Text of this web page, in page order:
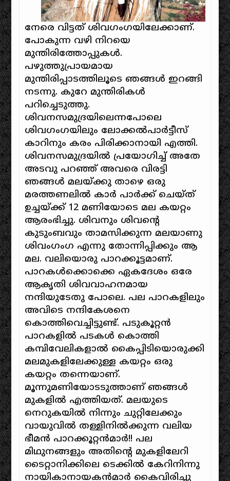
നേരെ വിട്ടത് ശിവഗംഗയിലേക്കാണ്.
പോകുന്ന വഴി നിറയെ
മുന്തിരിത്തോപ്പുകൾ.
പഴുത്തുപ്രായമായ
മുന്തിരിപ്പാടത്തിലൂടെ ഞങ്ങൾ ഇറങ്ങി
നടന്നു. കുറേ മുന്തിരികൾ
പറിച്ചെടുത്തു.
ശിവനസമുദ്രയിലെന്നപോലെ
ശിവഗംഗയിലും ലോക്കൽപാർട്ടീസ്
കാറിനും കരം പിരിക്കാനായി എത്തി.
ശിവനസമുദ്രയിൽ പ്രയോഗിച്ച് അതേ
അടവു പറഞ്ഞ് അവരെ വിരട്ടി
ഞങ്ങൾ മലയ്‌ക്കു താഴെ ഒരു
മരത്തണലിൽ കാർ പാർക്ക് ചെയ്ത്
ഉച്ചയ്ക്ക് 12 മണിയോടെ മല കയറ്റം
ആരംഭിച്ചു. ശിവനും ശിവന്റെ
കുടുംബവും താമസിക്കുന്ന മലയാണു
ശിവംഗംഗ എന്നു തോന്നിപ്പിക്കും ആ
മല. വലിയൊരു പാറക്കൂട്ടമാണ്.
പാറകൾക്കൊക്കെ ഏകദേശം ഒരേ
ആകൃതി ശിവവാഹനമായ
നന്ദിയുടേതു പോലെ. പല പാറകളിലും
അവിടെ നന്ദികേശനെ
കൊത്തിവെച്ചിട്ടുണ്ട്. പടുകൂറ്റൻ
പാറകളിൽ പടകൾ കൊത്തി
കമ്പിവേലികളാൽ കൈപ്പിടിയൊരുക്കി
മലമുകളിലേക്കുള്ള കയറ്റം ഒരു
കയറ്റം തന്നെയാണ്.
മൂന്നുമണിയോടടുത്താണ് ഞങ്ങൾ
മുകളിൽ എത്തിയത്. മലയുടെ
നെറുകയിൽ നിന്നും ചുറ്റിലേക്കും
വായുവിൽ തള്ളിനിൽക്കുന്ന വലിയ
ഭീമൻ പാറക്കൂറ്റൻമാർ!! പല
മിഥുനങ്ങളും അതിന്റെ മുകളിലേറി
ടൈറ്റാനിക്കിലെ ടെക്കിൽ കേറിനിന്നു
നായികാനായകൻമാർ കൈവിരിച്ചു